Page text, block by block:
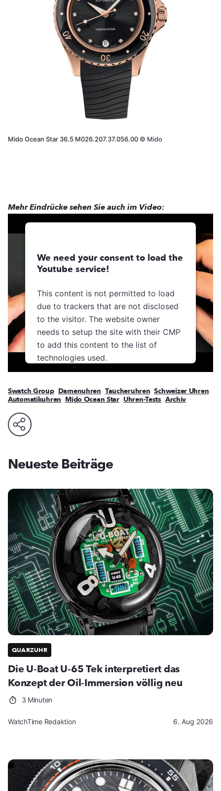
Mido Ocean Star 36.5 M026.207.37.056.00 © Mido
Mehr Eindrücke sehen Sie auch im Video:
We need your consent to load the
Youtube service!
This content is not permitted to load
due to trackers that are not disclosed
to the visitor. The website owner
needs to setup the site with their CMP
to add this content to the list of
technologies used.
Management Platform
Swatch Group Damenuhren Taucheruhren Schweizer Uhren
Automatikuhren Mido Ocean Star Uhren-Tests Archiv
Neueste Beiträge
QUARZUHR
Die U-Boat U-65 Tek interpretiert das
Konzept der Oil-Immersion völlig neu
3 Minuten
WatchTime Redaktion 6. Aug 2026